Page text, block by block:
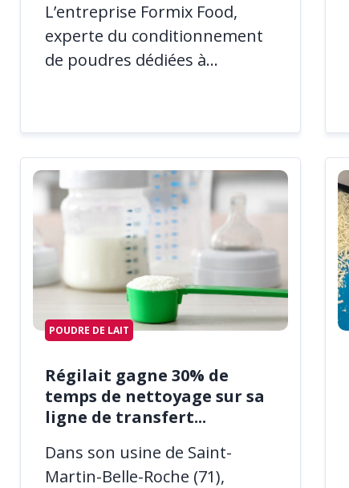
L’entreprise Formix Food,
experte du conditionnement
de poudres dédiées à...
POUDRE DE LAIT
Régilait gagne 30% de
temps de nettoyage sur sa
ligne de transfert...
Dans son usine de Saint-
Martin-Belle-Roche (71),